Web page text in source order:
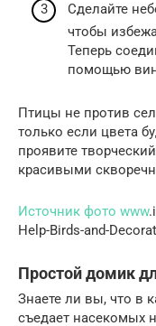
Сделайте
чтобы
Теперь
помощью
Птицы не против
только если цвета
проявите
красивыми
Источник фото www
Help-Birds-and-
Простой домик
Знаете ли вы, что в
съедает насекомых